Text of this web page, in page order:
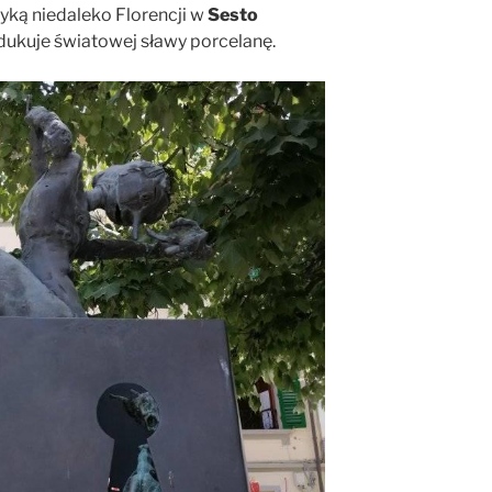
niedaleko Florencji w Sesto
światowej sławy porcelanę.